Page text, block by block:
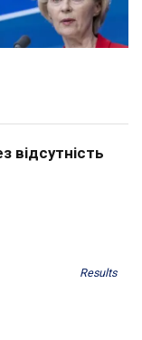
відсутність
Results